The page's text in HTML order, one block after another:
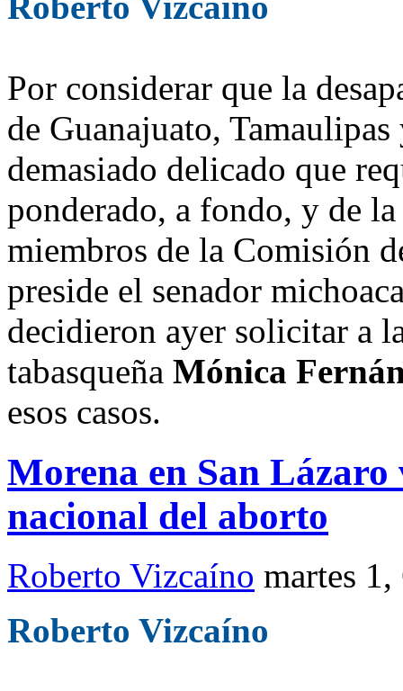
Por considerar que la
de Guanajuato,
demasiado delicado que
ponderado, a fondo, y de
miembros de la Comisión
preside el senador
decidieron ayer solicitar a
tabasqueña Mónica
esos casos.
Morena en San
nacional del aborto
Roberto Vizcaíno martes
Roberto Vizcaíno